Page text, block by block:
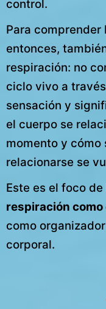
control.
Para comprender
entonces,
respiración: no
ciclo vivo a
sensación y
el cuerpo se
momento y cómo
relacionarse se
Este es el foco
respiración
como
corporal.